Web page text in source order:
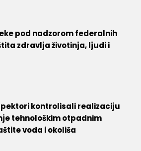
pod nadzorom federalnih
zdravlja životinja, ljudi i
kontrolisali realizaciju
tehnološkim otpadnim
voda i okoliša